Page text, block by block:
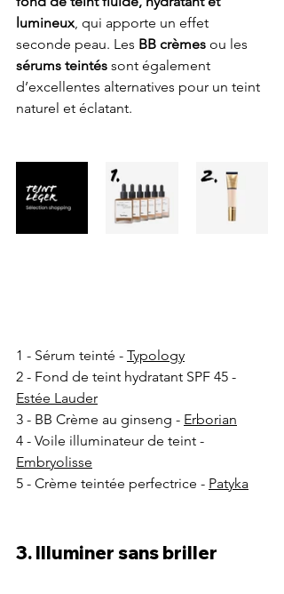
lumineux , qui apporte un effet
seconde peau. Les BB crèmes ou les
sérums teintés sont également
d’excellentes alternatives pour un teint
naturel et éclatant.
1 - Sérum teinté - Typology
2 - Fond de teint hydratant SPF 45 -
Estée Lauder
3 - BB Crème au ginseng - Erborian
4 - Voile illuminateur de teint -
Embryolisse
5 - Crème teintée perfectrice - Patyka
3. Illuminer sans briller